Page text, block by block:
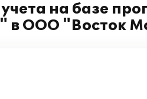
на базе
в ООО "Восток